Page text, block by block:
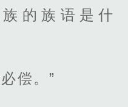
的族语是什
偿。”